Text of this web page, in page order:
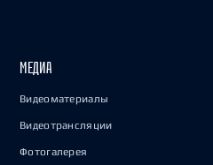
МЕДИА
Видеоматериалы
Видеотрансляции
Фотогалерея